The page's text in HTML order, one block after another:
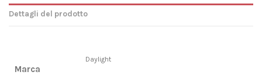
Dettagli del prodotto
Marca
Daylight